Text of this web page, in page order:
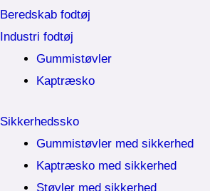
Beredskab fodtøj
Industri fodtøj
Gummistøvler
Kaptræsko
Sikkerhedssko
Gummistøvler med sikkerhed
Kaptræsko med sikkerhed
Støvler med sikkerhed